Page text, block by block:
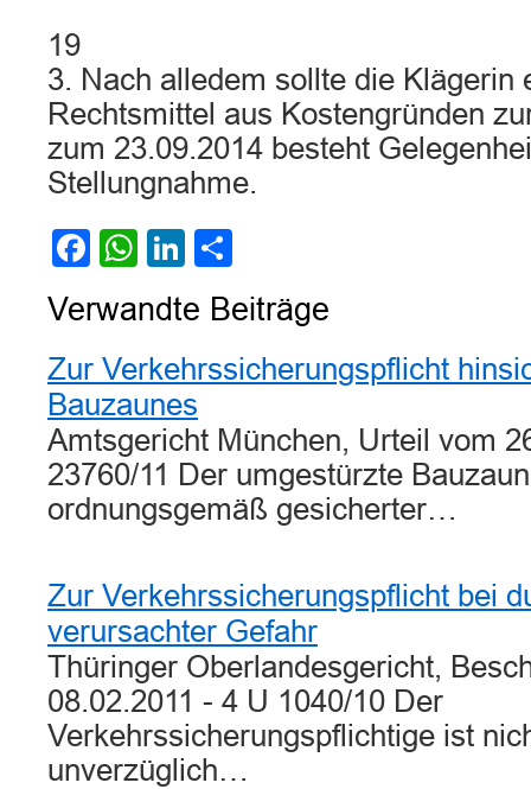
19
3. Nach alledem sollte die Klägerin
Rechtsmittel aus Kostengründen
zum 23.09.2014 besteht
Stellungnahme.
Facebook
WhatsApp
LinkedIn
Verwandte Beiträge
Zur Verkehrssicherungspflicht
Bauzaunes
Amtsgericht München, Urteil vom
23760/11 Der umgestürzte
ordnungsgemäß gesicherter…
Zur Verkehrssicherungspflicht bei
verursachter Gefahr
Thüringer Oberlandesgericht,
08.02.2011 - 4 U 1040/10 Der
Verkehrssicherungspflichtige ist
unverzüglich…